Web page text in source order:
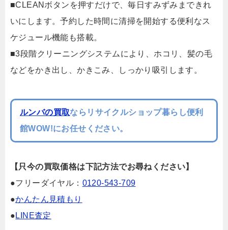
■CLEANボタンを押すだけで、毎日すみずみまできれ
いにします。予約した時間に清掃を開始する便利なス
ケジュール機能も搭載。
■3段階クリーニングシステムにより、ホコリ、髪の毛
などをかき出し、かきこみ、しっかり吸引します。
ルンバの買取ならリサイクルショップ暮らし便利
館WOW!にお任せください。
【只今の買取価格は下記方法でお尋ねください】
●フリーダイヤル： 0120-543-709
●かんたん見積もり
● LINE査定